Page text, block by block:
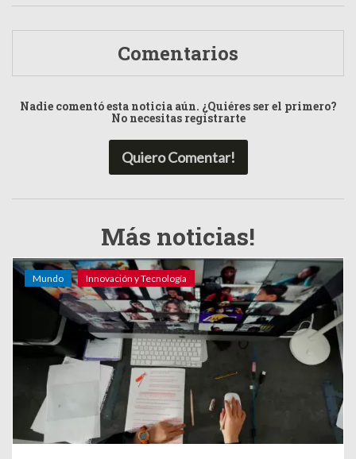
Comentarios
Nadie comentó esta noticia aún. ¿Quiéres ser el primero?
No necesitas registrarte
Quiero Comentar!
Más noticias!
Mundo Innovación y Tecnología